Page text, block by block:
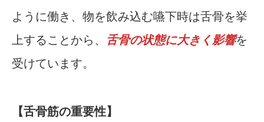
ように働き、物を飲み込む嚥下時は舌骨を挙
上することから、 舌骨の状態に大きく影響を
受けています。
【舌骨筋の重要性】